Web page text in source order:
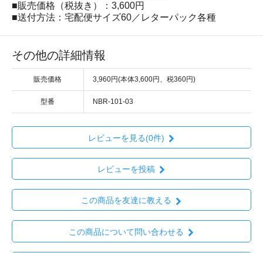
■販売価格（税抜き）：3,600円
■送付方法：宅配便サイズ60／レターパック各種
その他の詳細情報
販売価格 3,960円(本体3,600円、税360円)
型番 NBR-101-03
レビューを見る(0件)
レビューを投稿
この商品を友達に教える
この商品について問い合わせる